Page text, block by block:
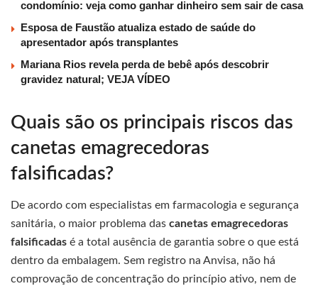
condomínio: veja como ganhar dinheiro sem sair de casa
Esposa de Faustão atualiza estado de saúde do
apresentador após transplantes
Mariana Rios revela perda de bebê após descobrir
gravidez natural; VEJA VÍDEO
Quais são os principais riscos das
canetas emagrecedoras
falsificadas?
De acordo com especialistas em farmacologia e segurança
sanitária, o maior problema das canetas emagrecedoras
falsificadas é a total ausência de garantia sobre o que está
dentro da embalagem. Sem registro na Anvisa, não há
comprovação de concentração do princípio ativo, nem de